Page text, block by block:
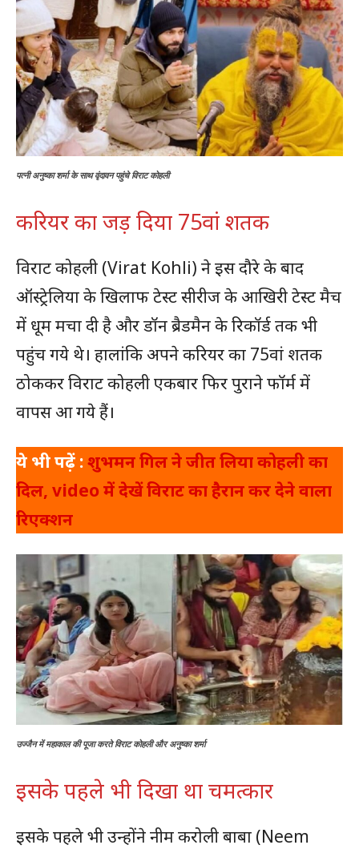
पत्नी अनुष्का शर्मा के साथ वृंदावन पहुंचे विराट कोहली
करियर का जड़ दिया 75वां शतक
विराट कोहली (Virat Kohli) ने इस दौरे के बाद
ऑस्ट्रेलिया के खिलाफ टेस्ट सीरीज के आखिरी टेस्ट मैच
में धूम मचा दी है और डॉन ब्रैडमैन के रिकॉर्ड तक भी
पहुंच गये थे। हालांकि अपने करियर का 75वां शतक
ठोककर विराट कोहली एकबार फिर पुराने फॉर्म में
वापस आ गये हैं।
ये भी पढ़ें :शुभमन गिल ने जीत लिया कोहली का
दिल, video में देखें विराट का हैरान कर देने वाला
रिएक्शन
उज्जैन में महाकाल की पूजा करते विराट कोहली और अनुष्का शर्मा
इसके पहले भी दिखा था चमत्कार
इसके पहले भी उन्होंने नीम करोली बाबा (Neem